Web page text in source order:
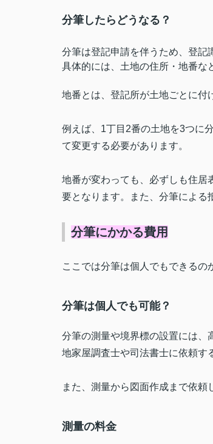
分筆したらどうなる？
分筆は登記申請を伴うため、登記
具体的には、土地の住所・地番な
地番とは、登記所が土地ごとに付
例えば、1丁目2番の土地を3つに
て変更する必要があります。
地番が変わっても、必ずしも住居
要となります。また、分筆による
分筆にかかる費用
ここでは分筆は個人でもできるの
分筆は個人でも可能？
分筆の測量や境界標の設置には、
地家屋調査士や司法書士に依頼す
また、測量から図面作成まで依頼
測量の料金